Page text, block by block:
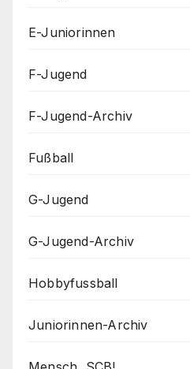
E-Juniorinnen
F-Jugend
F-Jugend-Archiv
Fußball
G-Jugend
G-Jugend-Archiv
Hobbyfussball
Juniorinnen-Archiv